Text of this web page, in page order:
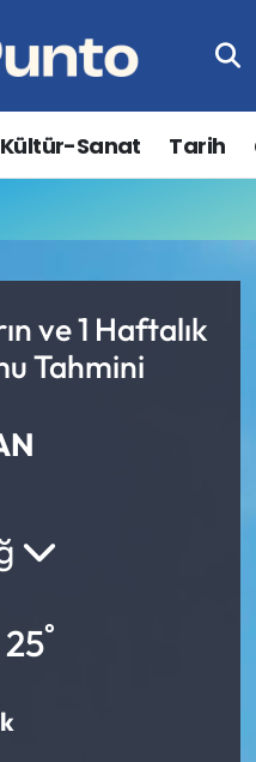
Kültür-Sanat Tarih
ve 1 Haftalık
Tahmini
25°